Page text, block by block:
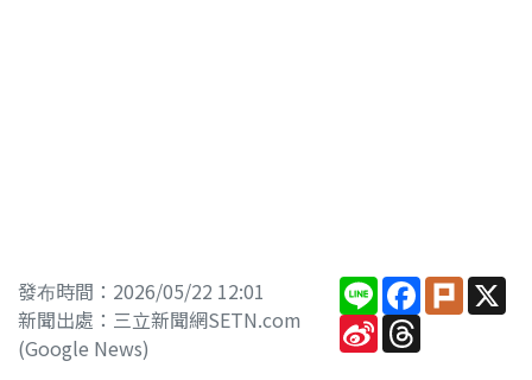
發布時間：2026/05/22 12:01
新聞出處：三立新聞網SETN.com
(Google News)
LineFacebook
PlurkX
Sina
Weibo
Threads